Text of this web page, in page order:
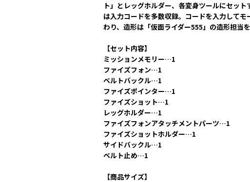
ト」とレッグホルダー、各変身ツールにセッ
は入力コードを多数収録。コードを入力して
わり、造形は「仮面ライダー555」の造形担当
【セット内容】
ミッションメモリー…1
ファイズフォン…1
ベルトバックル…1
ファイズポインター…1
ファイズショット…1
レッグホルダー…1
ファイズフォンアタッチメントパーツ…1
ファイズショットホルダー…1
サイドバックル…1
ベルト止め…1
【商品サイズ】